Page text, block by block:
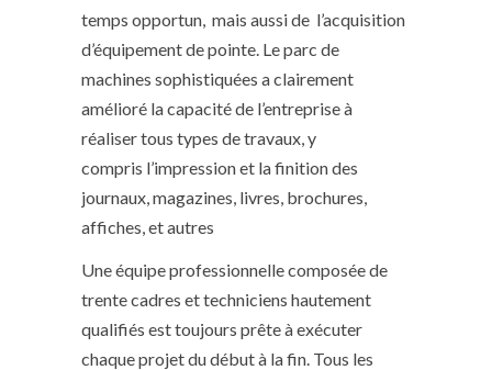
temps opportun, mais aussi de l’acquisition
d’équipement de pointe. Le parc de
machines sophistiquées a clairement
amélioré la capacité de l’entreprise à
réaliser tous types de travaux, y
compris l’impression et la finition des
journaux, magazines, livres, brochures,
affiches, et autres
Une équipe professionnelle composée de
trente cadres et techniciens hautement
qualifiés est toujours prête à exécuter
chaque projet du début à la fin. Tous les